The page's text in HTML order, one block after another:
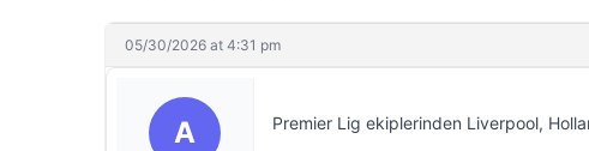
05/30/2026 at 4:31 pm
A Premier Lig ekiplerinden Liverpool,